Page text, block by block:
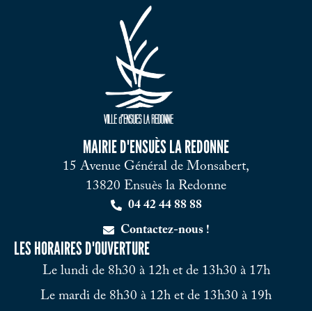
MAIRIE D'ENSUÈS LA REDONNE
15 Avenue Général de Monsabert,
13820 Ensuès la Redonne
04 42 44 88 88
Contactez-nous !
LES HORAIRES D'OUVERTURE
Le lundi de 8h30 à 12h et de 13h30 à 17h
Le mardi de 8h30 à 12h et de 13h30 à 19h